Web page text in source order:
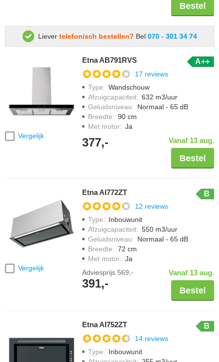
Bestel
Liever telefonisch bestellen? Bel 070 - 301 34 74
Vergelijk
Etna AB791RVS A++
17 reviews
Type: Wandschouw
Afzuigcapaciteit: 632 m3/uur
Geluidsniveau: Normaal - 65 dB
Breedte: 90 cm
Met motor: Ja
377,- Vanaf 13 aug.
Bestel
Vergelijk
Etna AI772ZT B
12 reviews
Type: Inbouwunit
Afzuigcapaciteit: 550 m3/uur
Geluidsniveau: Normaal - 65 dB
Breedte: 72 cm
Met motor: Ja
Adviesprijs 569,-
391,-
Vanaf 13 aug.
Bestel
Etna AI752ZT B
14 reviews
Type: Inbouwunit